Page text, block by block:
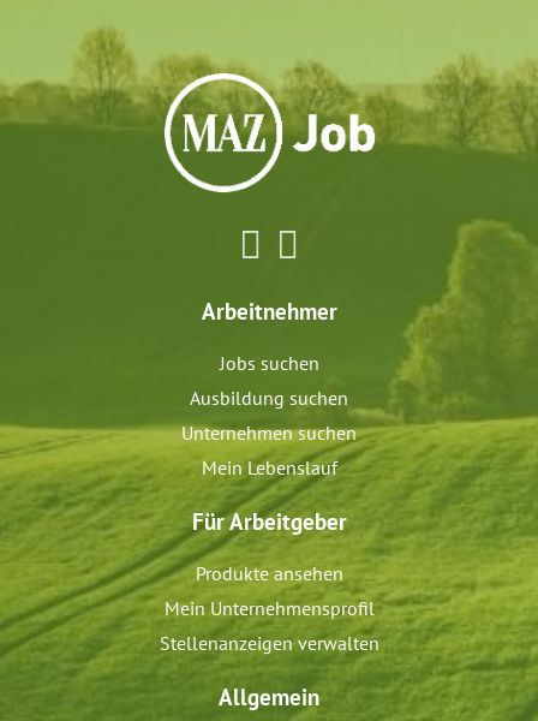
Arbeitnehmer
Jobs suchen
Ausbildung suchen
Unternehmen suchen
Mein Lebenslauf
Für Arbeitgeber
Produkte ansehen
Mein Unternehmensprofil
Stellenanzeigen verwalten
Allgemein